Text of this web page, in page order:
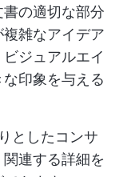
書の適切な部分
雑なアイデア
ジュアルエイ
印象を与える
としたコンサ
連する詳細を